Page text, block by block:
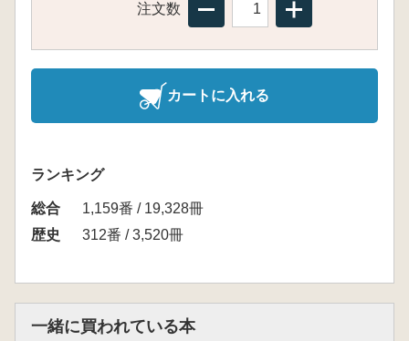
注文数
カートに入れる
ランキング
総合
1,159番 / 19,328冊
歴史
312番 / 3,520冊
一緒に買われている本